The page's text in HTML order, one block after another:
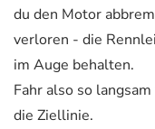
du den Motor
verloren - die
im Auge behalten.
Fahr also so
die Ziellinie.